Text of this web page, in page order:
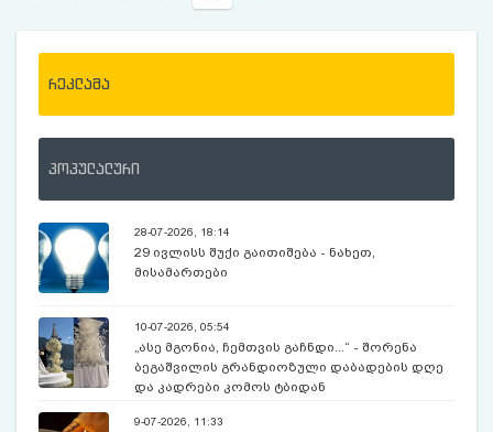
რეკლამა
პოპულალური
28-07-2026, 18:14
29 ივლისს შუქი გაითიშება - ნახეთ,
მისამართები
10-07-2026, 05:54
„ასე მგონია, ჩემთვის გაჩნდი...“ - შორენა
ბეგაშვილის გრანდიოზული დაბადების დღე
და კადრები კომოს ტბიდან
9-07-2026, 11:33